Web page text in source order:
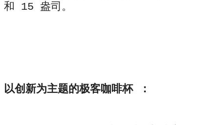
和 15 盎司。
以创新为主题的极客咖啡杯 ：